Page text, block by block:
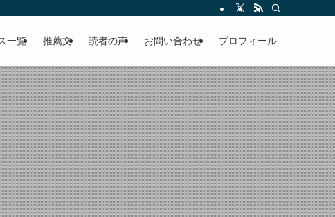
える軽やかな話を「情報のミルフィーユ」にして提供中。800名超のメルマガ読
一覧 推薦文 読者の声 お問い合わせ プロフィール